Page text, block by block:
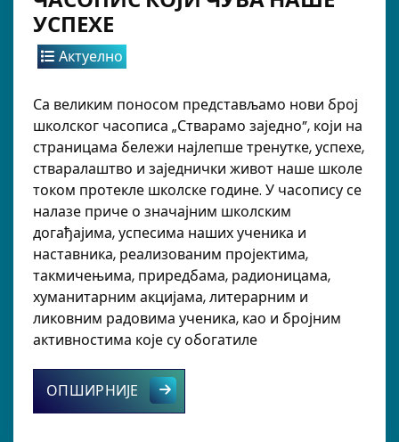
УСПЕХЕ
Актуелно
Са великим поносом представљамо нови број
школског часописа „Стварамо заједно”, који на
страницама бележи најлепше тренутке, успехе,
стваралаштво и заједнички живот наше школе
током протекле школске године. У часопису се
налазе приче о значајним школским
догађајима, успесима наших ученика и
наставника, реализованим пројектима,
такмичењима, приредбама, радионицама,
хуманитарним акцијама, литерарним и
ликовним радовима ученика, као и бројним
активностима које су обогатиле
ОПШИРНИЈЕ „СТВАРАМО ЗАЈЕДНО” – ЧАСОПИС